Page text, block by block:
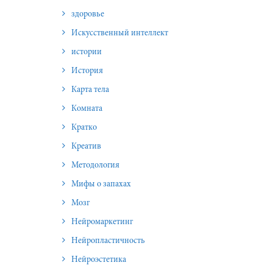
здоровье
Искусственный интеллект
истории
История
Карта тела
Комната
Кратко
Креатив
Методология
Мифы о запахах
Мозг
Нейромаркетинг
Нейропластичность
Нейроэстетика